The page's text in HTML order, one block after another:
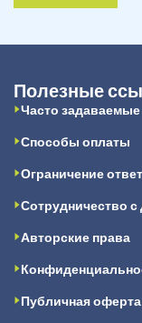
Полезные
Часто
Способы оплаты
Ограничение
Сотрудничество
Авторские права
Публичная оферта